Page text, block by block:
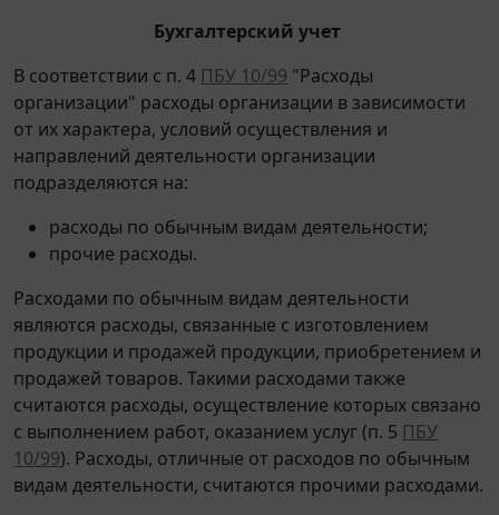
Бухгалтерский учет
В соответствии с п. 4 ПБУ 10/99 "Расходы
организации" расходы организации в зависимости
от их характера, условий осуществления и
направлений деятельности организации
подразделяются на:
расходы по обычным видам деятельности;
прочие расходы.
Расходами по обычным видам деятельности
являются расходы, связанные с изготовлением
продукции и продажей продукции, приобретением и
продажей товаров. Такими расходами также
считаются расходы, осуществление которых связано
с выполнением работ, оказанием услуг (п. 5 ПБУ
10/99). Расходы, отличные от расходов по обычным
видам деятельности, считаются прочими расходами.